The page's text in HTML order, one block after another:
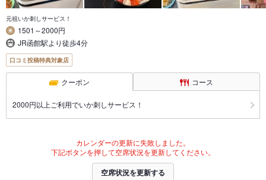
元祖いか刺しサービス！
1501～2000円
JR函館駅より徒歩4分
口コミ投稿特典対象店
クーポン コース
2000円以上ご利用でいか刺しサービス！
カレンダーの更新に失敗しました。
下記ボタンを押して空席状況を更新してください。
空席状況を更新する